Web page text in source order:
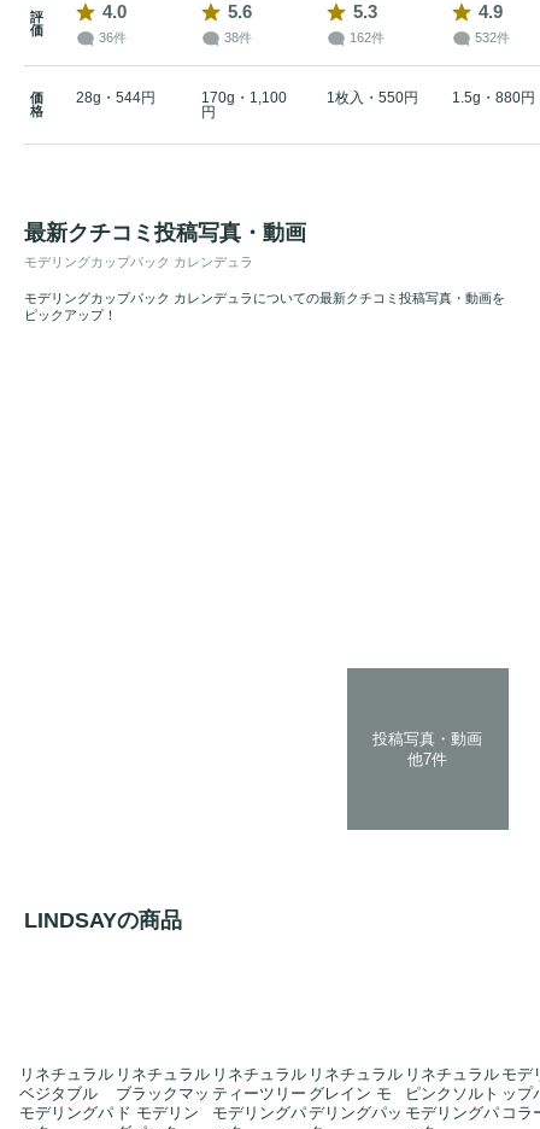
評
価
4.0
36件
5.6
38件
5.3
162件
4.9
532件
価
格
28g・544円
170g・1,100
円
1枚入・550円 1.5g・880円
最新クチコミ投稿写真・動画
モデリングカップパック カレンデュラ
モデリングカップパック カレンデュラについての最新クチコミ投稿写真・動画を
ピックアップ！
投稿写真・動画
他7件
LINDSAYの商品
リネチュラル
ベジタブル
モデリングパ
リネチュラル
ブラックマッ
ド モデリン
リネチュラル
ティーツリー
モデリングパ
リネチュラル
グレイン モ
デリングパッ
リネチュラル
ピンクソルト
モデリングパ
モデ
ップ
コラ